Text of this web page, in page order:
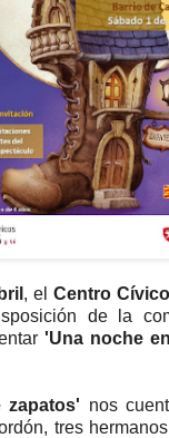
, el Centro
de la
'Una noche
zapatos' nos
tres